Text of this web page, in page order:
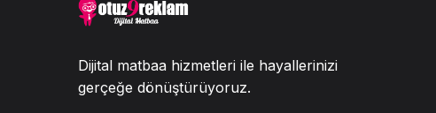
Dijital matbaa hizmetleri ile hayallerinizi
gerçeğe dönüştürüyoruz.